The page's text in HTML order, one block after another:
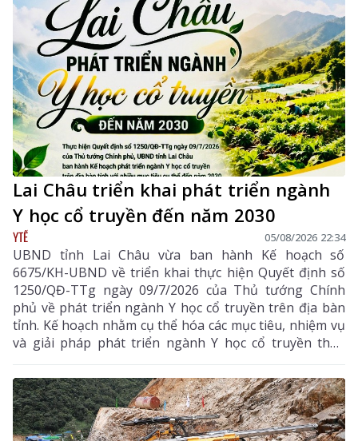
Lai Châu triển khai phát triển ngành
Y học cổ truyền đến năm 2030
YTẾ 05/08/2026 22:34
UBND tỉnh Lai Châu vừa ban hành Kế hoạch số
6675/KH-UBND về triển khai thực hiện Quyết định số
1250/QĐ-TTg ngày 09/7/2026 của Thủ tướng Chính
phủ về phát triển ngành Y học cổ truyền trên địa bàn
tỉnh. Kế hoạch nhằm cụ thể hóa các mục tiêu, nhiệm vụ
và giải pháp phát triển ngành Y học cổ truyền theo
hướng hiện đại, hiệu quả, bền vững; đẩy mạnh kết
hợp y học cổ truyền với y học hiện đại, phát huy tiềm
năng dược liệu của địa phương, góp phần nâng cao
chất lượng chăm sóc, bảo vệ sức khỏe nhân dân và
thúc đẩy phát triển kinh tế - xã hội.